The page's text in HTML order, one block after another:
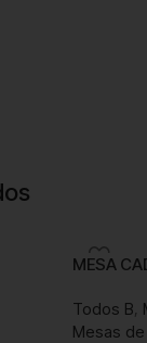
MESA
Todos B,
Mesas